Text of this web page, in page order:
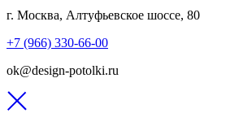
г. Москва, Алтуфьевское шоссе, 80
+7 (966) 330-66-00
ok@design-potolki.ru